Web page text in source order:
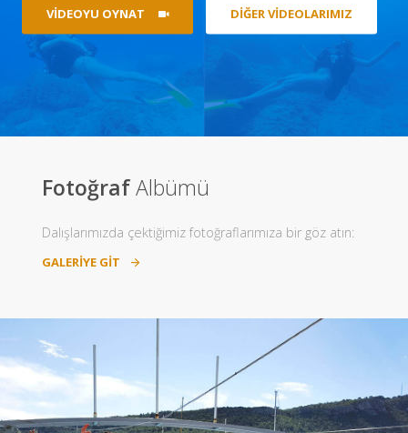
VIDEOYU OYNAT DIĞER VIDEOLARIMIZ
FotoğrafAlbümü
Dalışlarımızda çektiğimiz fotoğraflarımıza bir göz atın:
GALERIYE GIT